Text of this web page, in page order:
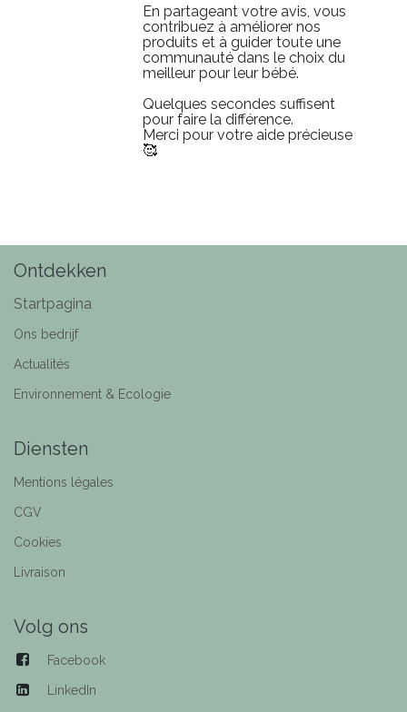
En partageant votre avis, vous
contribuez à améliorer nos
produits et à guider toute une
communauté dans le choix du
meilleur pour leur bébé.
Quelques secondes suffisent
pour faire la différence.
Merci pour votre aide précieuse
🥰
Ontdekken
Startpagina
Ons bedrijf
Actualités
Environnement & Ecologie
Diensten
Mentions légales
CGV
Cookies
Livraison
Volg ons
Facebook
LinkedIn